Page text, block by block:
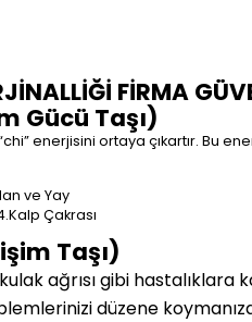
FİRMA
Gücü Taşı)
enerjisini ortaya çıkartır. Bu
ve Yay
Çakrası
Taşı)
ağrısı gibi hastalıklara
düzene